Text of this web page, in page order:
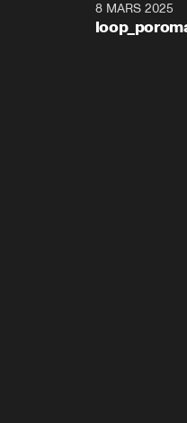
8 MARS 2025